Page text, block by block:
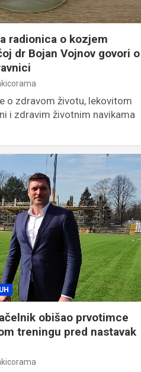
radionica o kozjem
dr Bojan Vojnov govori o
o zdravom životu, lekovitom
i zdravim životnim navikama
obišao prvotimce
treningu pred nastavak